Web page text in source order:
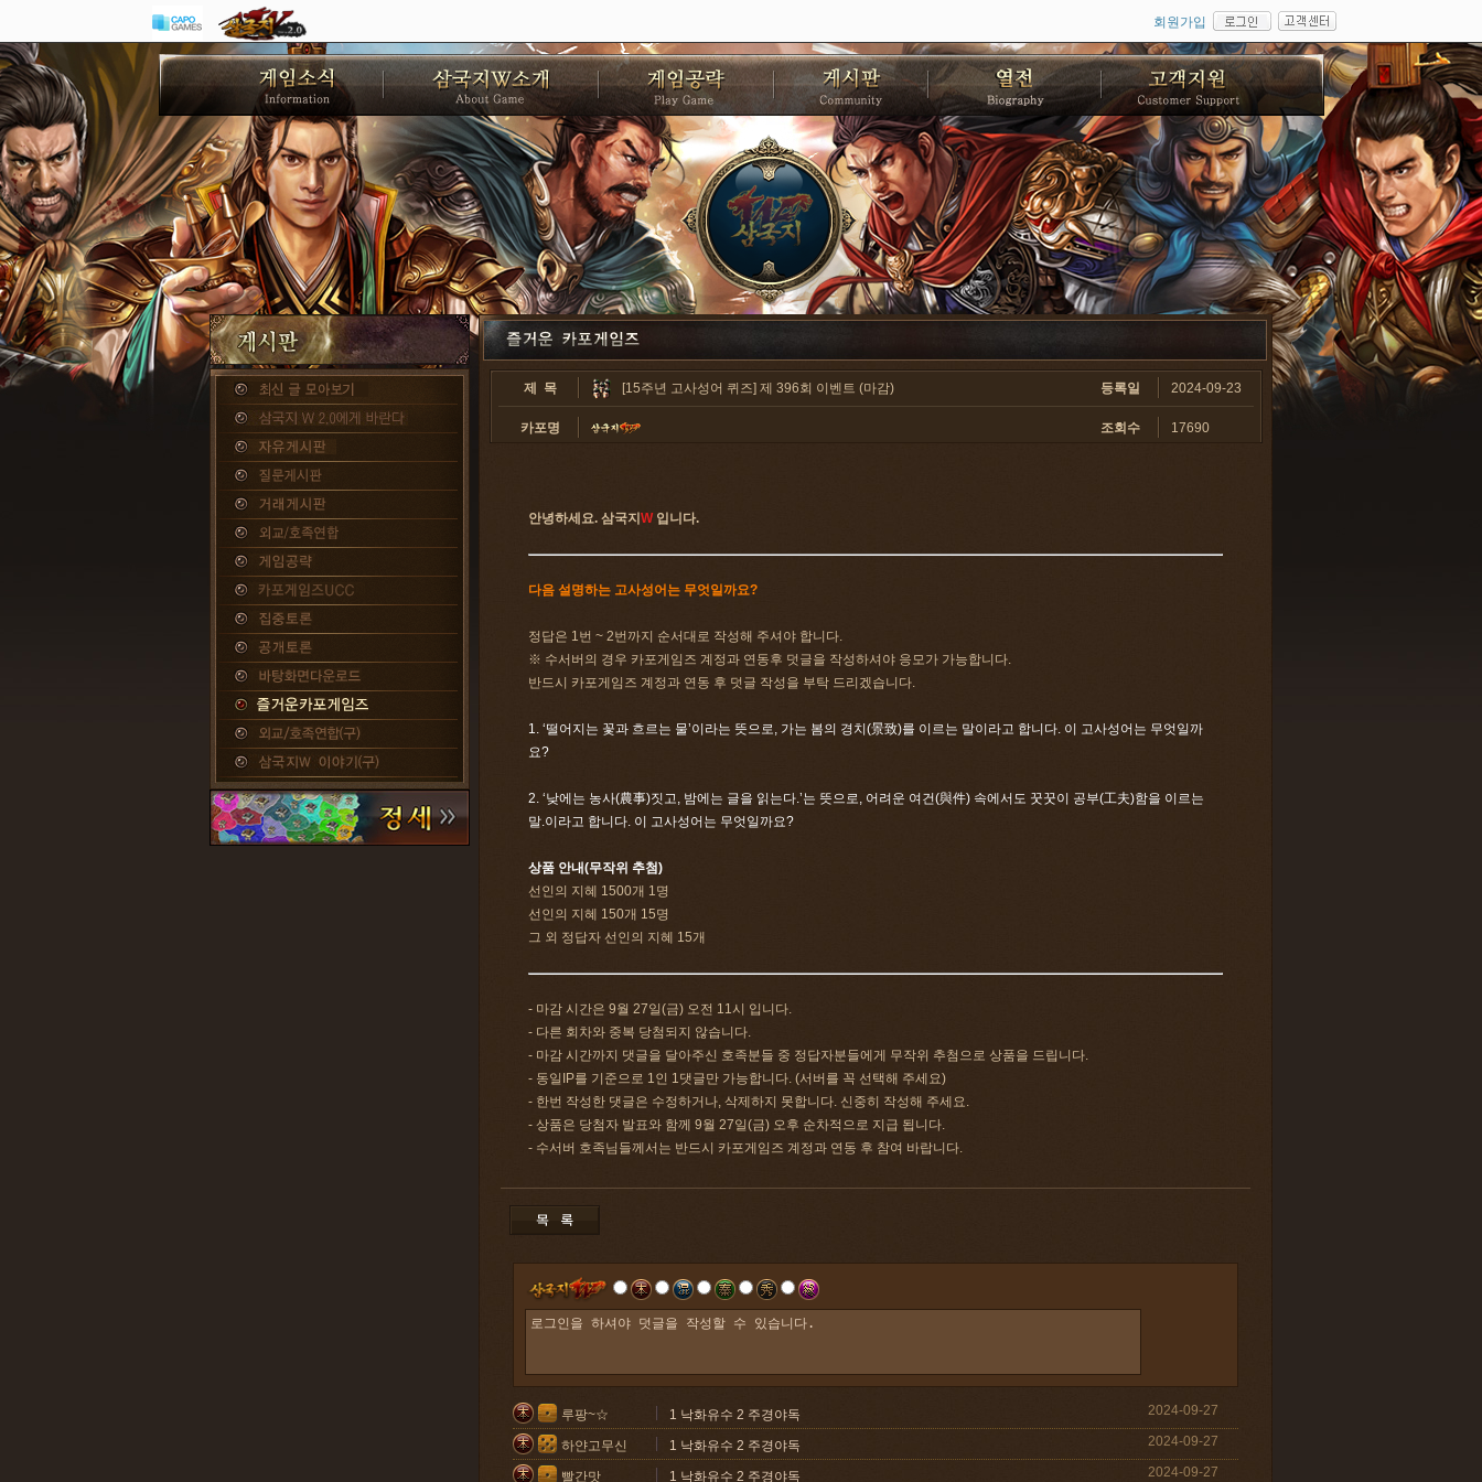
회원가입
제 목 [15주년 고사성어 퀴즈] 제 396회 이벤트 (마감) 등록일 2024-09-23
카포명 조회수 17690
안녕하세요. 삼국지 W입니다.
다음 설명하는 고사성어는 무엇일까요?
정답은 1번 ~ 2번까지 순서대로 작성해 주셔야 합니다.
※ 수서버의 경우 카포게임즈 계정과 연동후 덧글을 작성하셔야 응모가 가능합니다.
반드시 카포게임즈 계정과 연동 후 덧글 작성을 부탁 드리겠습니다.
1. ‘떨어지는 꽃과 흐르는 물’이라는 뜻으로, 가는 봄의 경치(景致)를 이르는 말이라고 합니다. 이 고사성어는 무엇일까
요?
2. ‘낮에는 농사(農事)짓고, 밤에는 글을 읽는다.’는 뜻으로, 어려운 여건(與件) 속에서도 꿋꿋이 공부(工夫)함을 이르는
말.이라고 합니다. 이 고사성어는 무엇일까요?
상품 안내(무작위 추첨)
선인의 지혜 1500개 1명
선인의 지혜 150개 15명
그 외 정답자 선인의 지혜 15개
- 마감 시간은 9월 27일(금) 오전 11시 입니다.
- 다른 회차와 중복 당첨되지 않습니다.
- 마감 시간까지 댓글을 달아주신 호족분들 중 정답자분들에게 무작위 추첨으로 상품을 드립니다.
- 동일IP를 기준으로 1인 1댓글만 가능합니다. (서버를 꼭 선택해 주세요)
- 한번 작성한 댓글은 수정하거나, 삭제하지 못합니다. 신중히 작성해 주세요.
- 상품은 당첨자 발표와 함께 9월 27일(금) 오후 순차적으로 지급 됩니다.
- 수서버 호족님들께서는 반드시 카포게임즈 계정과 연동 후 참여 바랍니다.
루팡~☆ 1 낙화유수 2 주경야독 2024-09-27
하얀고무신 1 낙화유수 2 주경야독 2024-09-27
빨간맛 1 낙화유수 2 주경야독 2024-09-27